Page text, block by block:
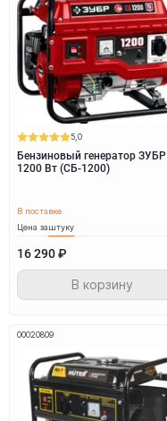
5,0
Бензиновый генератор ЗУБР
1200 Вт (СБ-1200)
В поставке
Цена заштуку
16 290 ₽
В корзину
00020809